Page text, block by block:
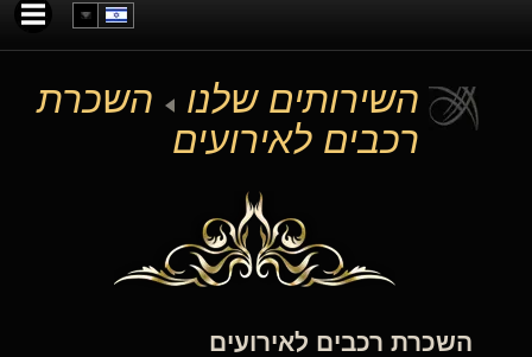
השירותים שלנו
השכרת
רכבים לאירועים
השכרת רכבים לאירועים